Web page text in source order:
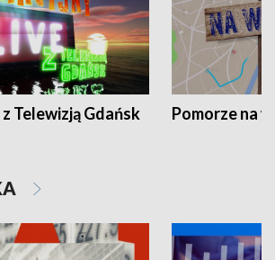
Telewizją Gdańsk Pomorze na